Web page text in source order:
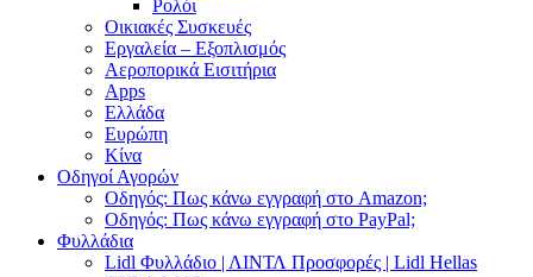
Ρολόι
Οικιακές Συσκευές
Εργαλεία – Εξοπλισμός
Αεροπορικά Εισιτήρια
Apps
Ελλάδα
Ευρώπη
Κίνα
Οδηγοί Αγορών
Οδηγός: Πως κάνω εγγραφή στο Amazon;
Οδηγός: Πως κάνω εγγραφή στο PayPal;
Φυλλάδια
Lidl Φυλλάδιο | ΛΙΝΤΛ Προσφορές | Lidl Hellas